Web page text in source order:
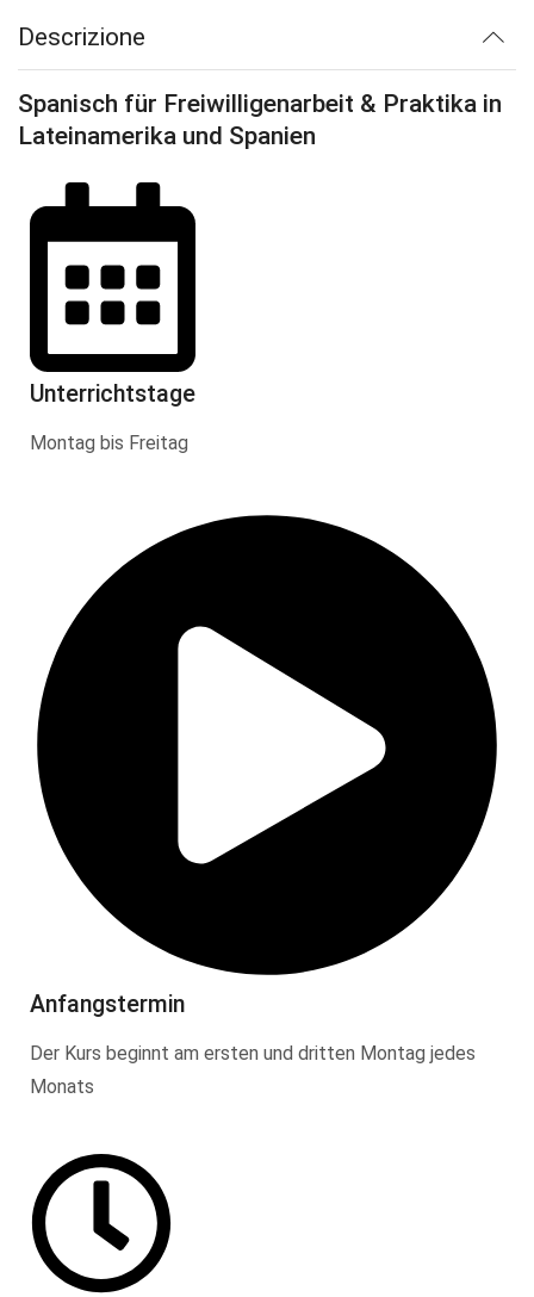
Descrizione
Spanisch für Freiwilligenarbeit & Praktika in
Lateinamerika und Spanien
Unterrichtstage
Montag bis Freitag
Anfangstermin
Der Kurs beginnt am ersten und dritten Montag jedes
Monats